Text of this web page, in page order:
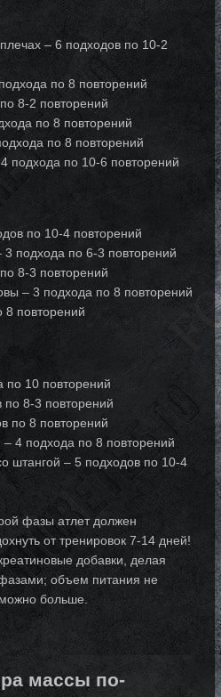
– 6 подходов по 10-2
по 8 повторений
8-2 повторений
по 8 повторений
по 8 повторений
подхода по 10-6 повторений
по 10-4 повторений
подхода по 6-3 повторений
8-3 повторений
– 3 подхода по 8 повторений
повторений
по 10 повторений
по 8-3 повторений
по 8 повторений
– 4 подхода по 8 повторений
штангой – 5 подходов по 10-4
фазы атлет должен
от тренировок 7-14 дней!
добавки, делая
объем питания не
больше.
массы по-